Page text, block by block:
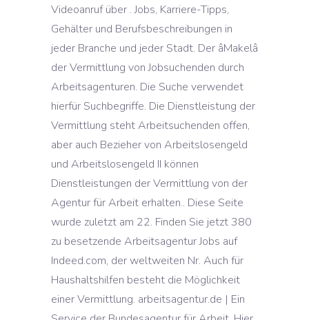
Videoanruf über . Jobs, Karriere-Tipps,
Gehälter und Berufsbeschreibungen in
jeder Branche und jeder Stadt. Der âMakelâ
der Vermittlung von Jobsuchenden durch
Arbeitsagenturen. Die Suche verwendet
hierfür Suchbegriffe. Die Dienstleistung der
Vermittlung steht Arbeitsuchenden offen,
aber auch Bezieher von Arbeitslosengeld
und Arbeitslosengeld II können
Dienstleistungen der Vermittlung von der
Agentur für Arbeit erhalten.. Diese Seite
wurde zuletzt am 22. Finden Sie jetzt 380
zu besetzende Arbeitsagentur Jobs auf
Indeed.com, der weltweiten Nr. Auch für
Haushaltshilfen besteht die Möglichkeit
einer Vermittlung. arbeitsagentur.de | Ein